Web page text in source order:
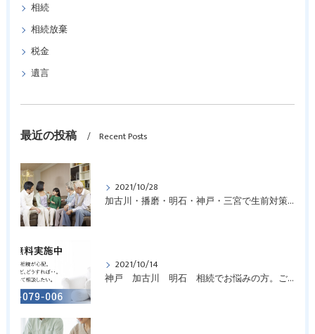
相続
相続放棄
税金
遺言
最近の投稿 Recent Posts
2021/10/28
加古川・播磨・明石・神戸・三宮で生前対策についてお悩みの方はご相談を！
2021/10/14
神戸 加古川 明石 相続でお悩みの方。ご相談を！！